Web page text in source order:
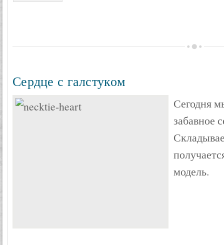
Сердце с галстуком
Сегодня
забавное
модель.